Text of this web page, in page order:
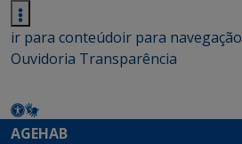
ir para conteúdoir para navegação
Ouvidoria Transparência
AGEHAB